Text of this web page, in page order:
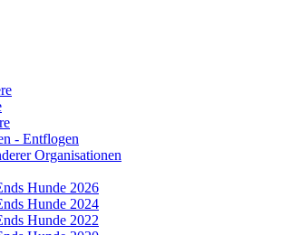
- Entflogen
Organisationen
Hunde 2026
Hunde 2024
Hunde 2022